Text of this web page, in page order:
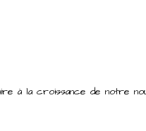
à la croissance de notre